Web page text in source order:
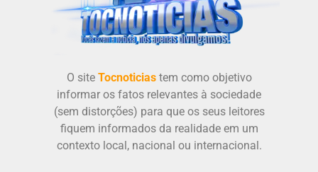
O site Tocnoticiastem como objetivo
informar os fatos relevantes à sociedade
(sem distorções) para que os seus leitores
fiquem informados da realidade em um
contexto local, nacional ou internacional.